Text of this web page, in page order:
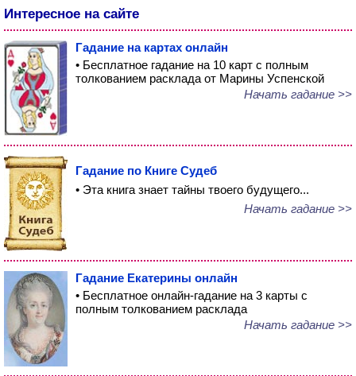
Интересное на сайте
Гадание на картах онлайн
• Бесплатное гадание на 10 карт с полным
толкованием расклада от Марины Успенской
Начать гадание >>
Гадание по Книге Судеб
• Эта книга знает тайны твоего будущего...
Начать гадание >>
Гадание Екатерины онлайн
• Бесплатное онлайн-гадание на 3 карты с
полным толкованием расклада
Начать гадание >>